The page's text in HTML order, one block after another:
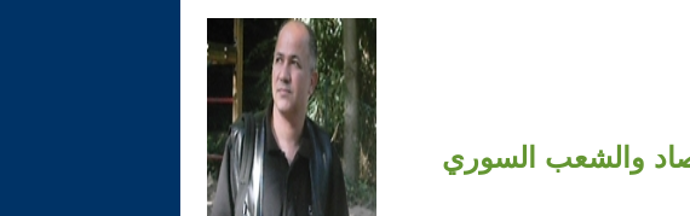
والشعب السوري